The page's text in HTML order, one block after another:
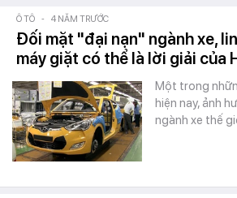
Ô TÔ - 4 NĂM TRƯỚC
Đối mặt "đại nạn" ngành xe,
máy giặt có thể là lời giải của
Một trong
hiện nay, ảnh
ngành xe thế